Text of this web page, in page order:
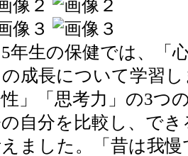
年生の保健では、「
成長について学習
」「思考力」の3つ
自分を比較し、で
ました。「昔は我